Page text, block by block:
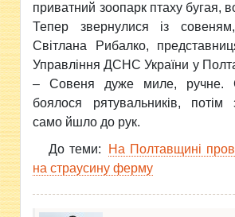
приватний зоопарк птаху бугая,
Тепер звернулися із
Світлана Рибалко,
Управління ДСНС України у
– Совеня дуже миле, ручне.
боялося рятувальників, потім
само йшло до рук.
До теми:
На Полтавщині
на страусину ферму